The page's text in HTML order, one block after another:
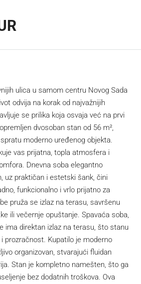
ulica u samom centru Novog Sada
odvija na korak od najvažnijih
se prilika koja osvaja već na prvi
dvosoban stan od 56 m²,
moderno uređenog objekta.
vas prijatna, topla atmosfera i
Dnevna soba elegantno
uz praktičan i estetski šank, čini
funkcionalno i vrlo prijatno za
pruža se izlaz na terasu, savršenu
ili večernje opuštanje. Spavaća soba,
ima direktan izlaz na terasu, što stanu
prozračnost. Kupatilo je moderno
organizovan, stvarajući fluidan
Stan je kompletno namešten, što ga
bez dodatnih troškova. Ova